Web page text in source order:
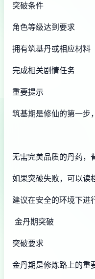
突破条件
角色等级达到要求
拥有筑基丹或相应材料
完成相关剧情任务
重要提示
筑基期是修仙的第一步
无需完美品质的丹药，
如果突破失败，可以读
建议在安全的环境下进
金丹期突破
突破要求
金丹期是修炼路上的重